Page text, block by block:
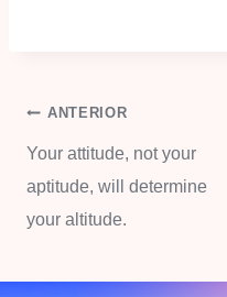
ANTERIOR
Your attitude, not your
aptitude, will determine
your altitude.